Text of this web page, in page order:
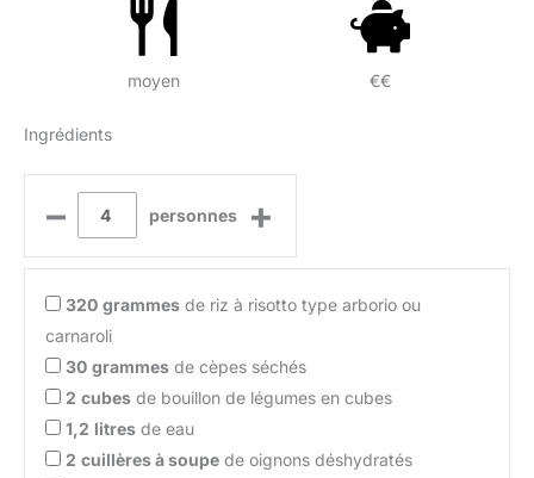
moyen €€
Ingrédients
– personnes +
320 grammes de riz à risotto type arborio ou
carnaroli
30 grammes de cèpes séchés
2 cubes de bouillon de légumes en cubes
1,2 litres de eau
2 cuillères à soupe de oignons déshydratés